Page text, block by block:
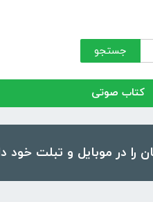
جستجو
کتاب صوتی